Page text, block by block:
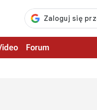
Forum